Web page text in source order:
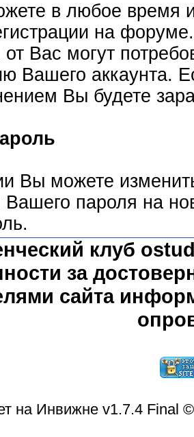
в любое время
на
Вас могут
Вашего аккаунта.
Вы будете
Вы можете
Вашего пароля на
клуб
за
сайта
на Инвижне v1.7.4 Final